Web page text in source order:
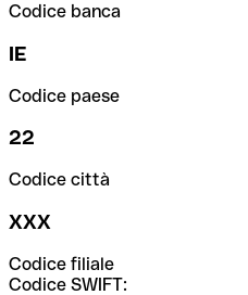
Codice banca
IE
Codice paese
22
Codice città
XXX
Codice filiale
Codice SWIFT: